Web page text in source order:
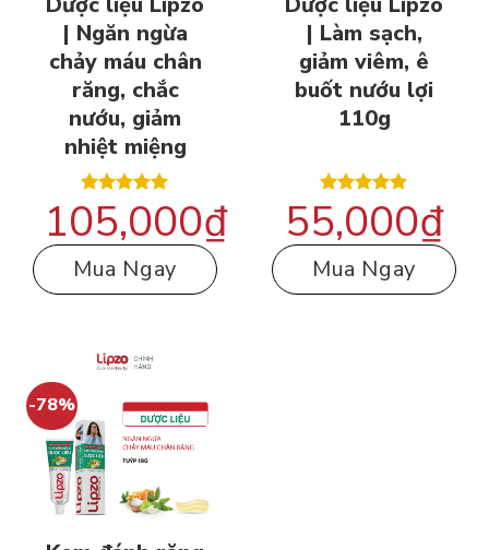
| Ngăn ngừa
chảy máu chân
răng, chắc
nướu, giảm
nhiệt miệng
Được xếp
hạng
5.00
5 sao
105,000₫
Mua Ngay
| Làm sạch,
giảm viêm, ê
buốt nướu lợi
110g
Được xếp
hạng5.00
5 sao
55,000₫
Mua Ngay
-78%